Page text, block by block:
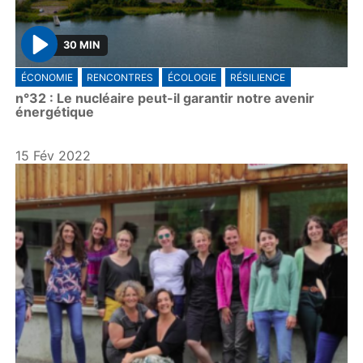
P
l
a
y
30 MIN
ÉCONOMIE RENCONTRES ÉCOLOGIE RÉSILIENCE
n°32 : Le nucléaire peut-il garantir notre avenir
énergétique
15 Fév 2022